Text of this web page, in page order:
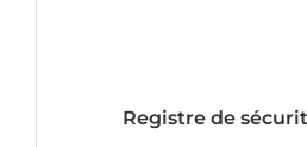
Registre de